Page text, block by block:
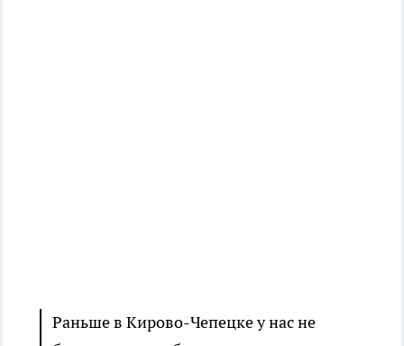
Раньше в Кирово-Чепецке у нас не